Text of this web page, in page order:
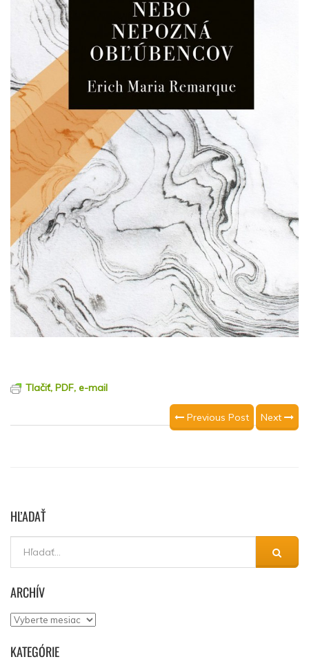
Tlačiť, PDF, e-mail
Previous Post Next
HĽADAŤ
ARCHÍV
Archív
KATEGÓRIE